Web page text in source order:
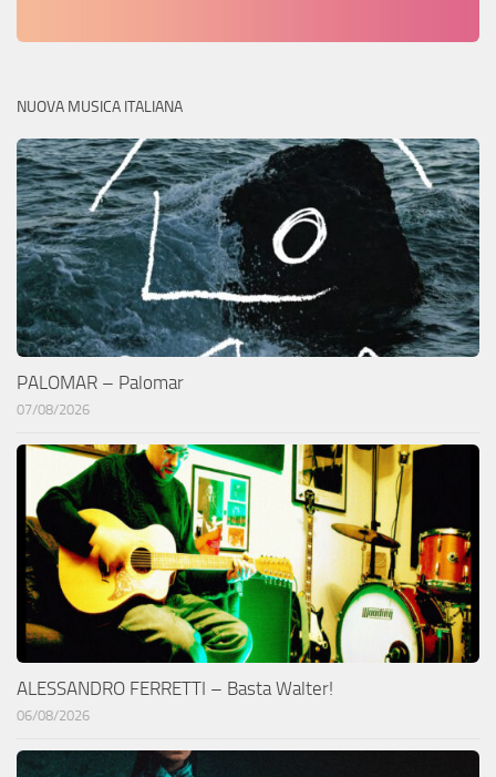
NUOVA MUSICA ITALIANA
PALOMAR – Palomar
07/08/2026
ALESSANDRO FERRETTI – Basta Walter!
06/08/2026